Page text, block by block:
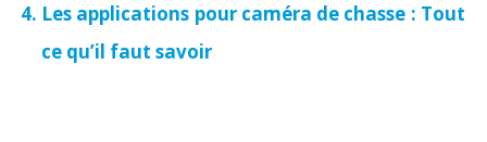
Les applications pour caméra de chasse : Tout
ce qu’il faut savoir